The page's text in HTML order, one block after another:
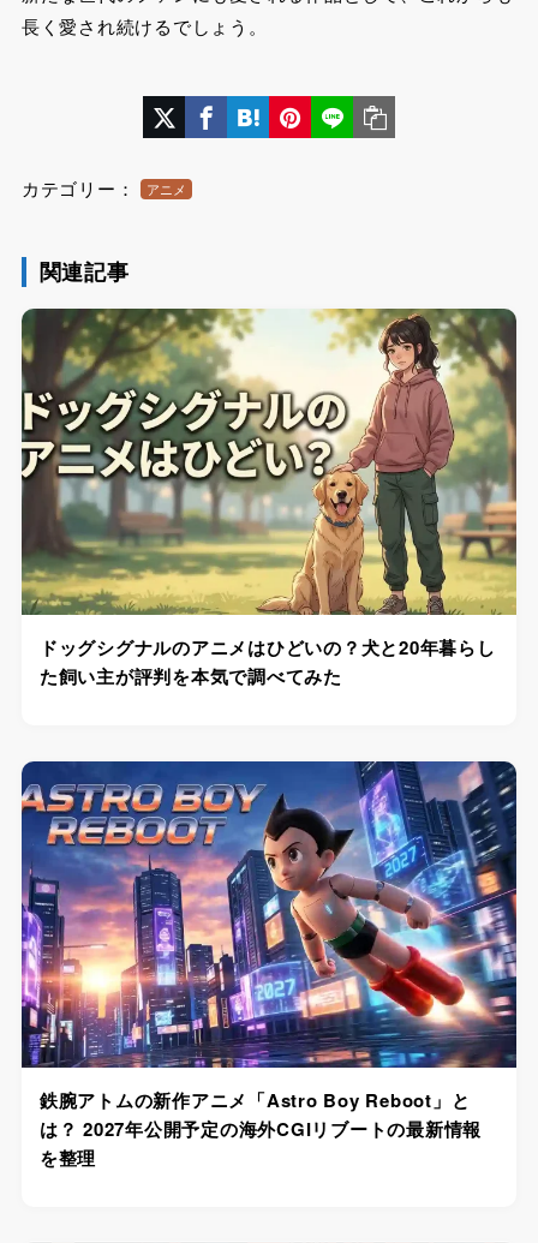
長く愛され続けるでしょう。
カテゴリー： アニメ
関連記事
ドッグシグナルのアニメはひどいの？犬と20年暮らし
た飼い主が評判を本気で調べてみた
鉄腕アトムの新作アニメ「Astro Boy Reboot」と
は？ 2027年公開予定の海外CGIリブートの最新情報
を整理